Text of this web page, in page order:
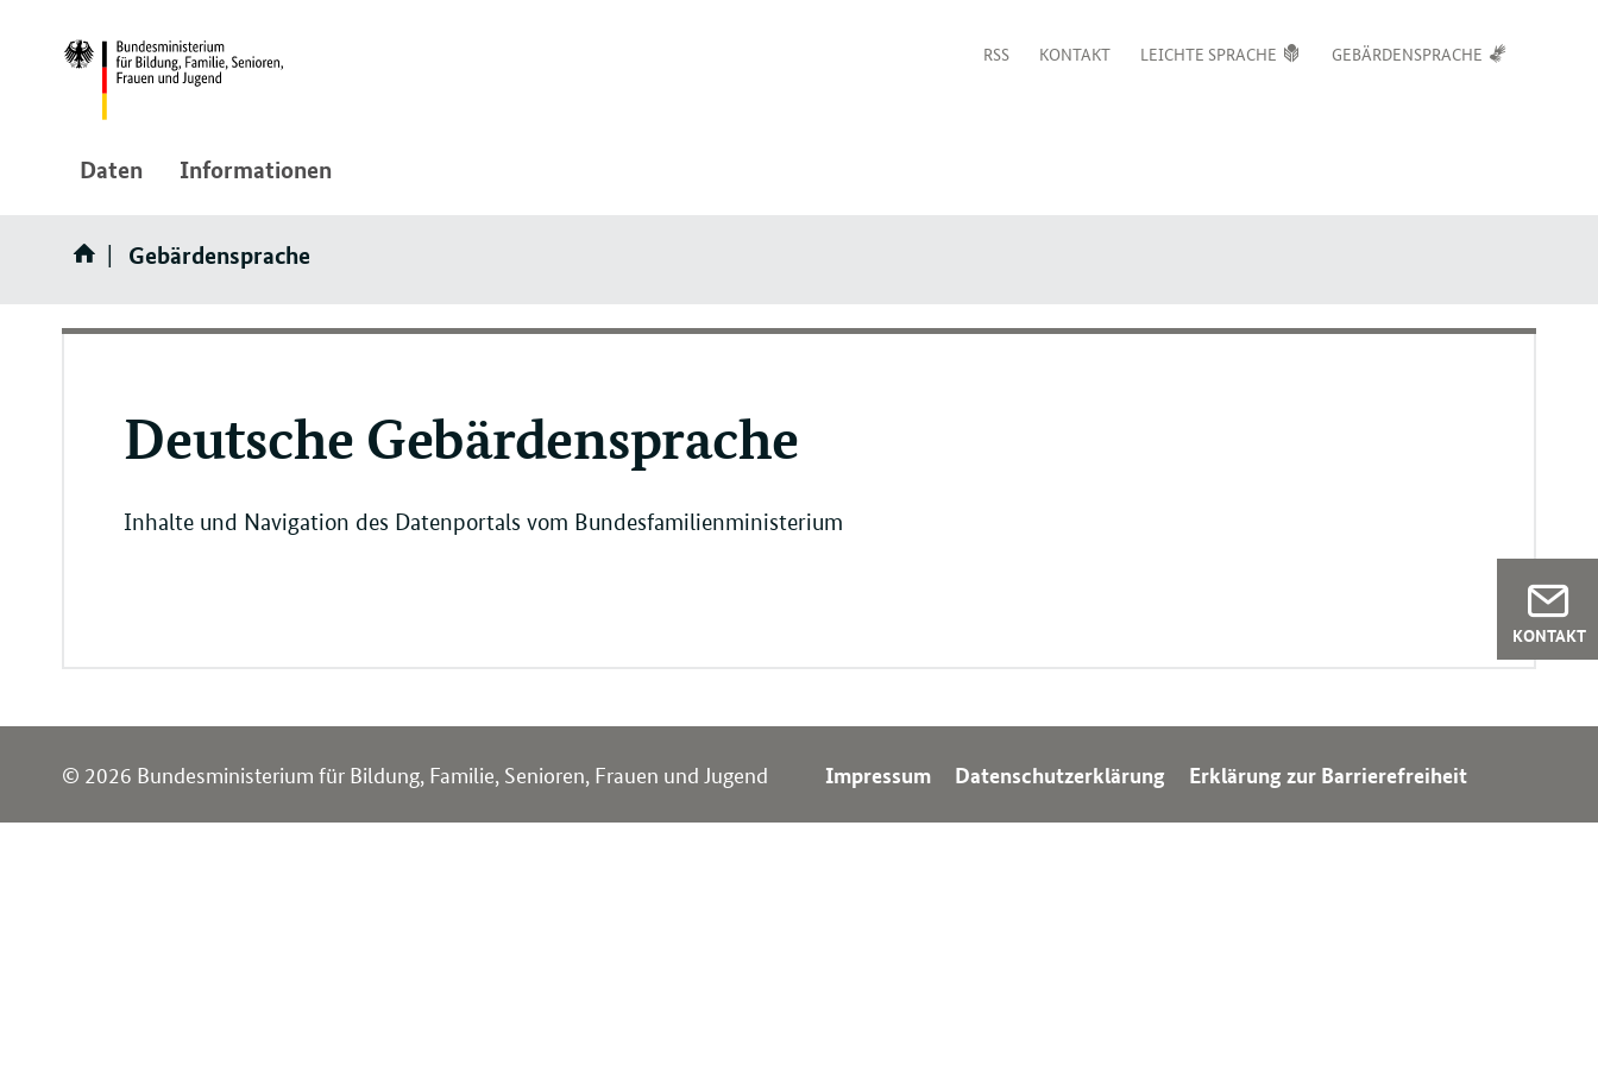
Direktlink:
RSS KONTAKT LEICHTE SPRACHE GEBÄRDENSPRACHE
Daten Informationen
Gebärdensprache
Deutsche Gebärdensprache
Inhalte und Navigation des Datenportals vom Bundesfamilienministerium
KONTAKT
© 2026 Bundesministerium für Bildung, Familie, Senioren, Frauen und Jugend
Service
Navigation
Impressum Datenschutzerklärung Erklärung zur Barrierefreiheit